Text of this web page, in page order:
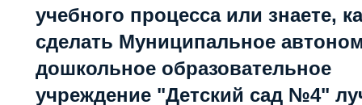
учебного процесса или знаете,
сделать Муниципальное
дошкольное образовательное
учреждение "Детский сад №4"